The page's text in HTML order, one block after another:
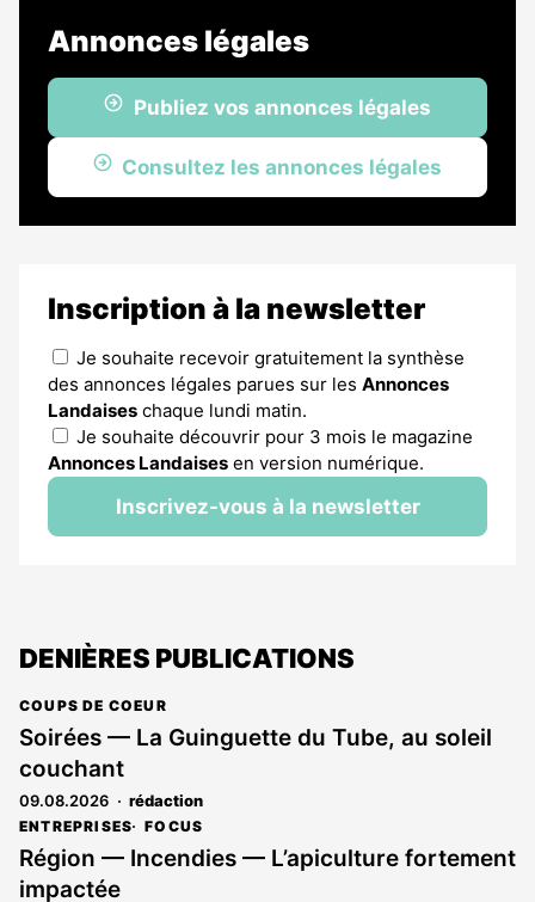
Annonces légales
Publiez vos annonces légales
Consultez les annonces légales
Inscription à la newsletter
Je souhaite recevoir gratuitement la synthèse
des annonces légales parues sur les Annonces
Landaises chaque lundi matin.
Je souhaite découvrir pour 3 mois le magazine
Annonces Landaises en version numérique.
Inscrivez-vous à la newsletter
DENIÈRES PUBLICATIONS
COUPS DE COEUR
Soirées — La Guinguette du Tube, au soleil
couchant
09.08.2026 rédaction
ENTREPRISES FOCUS
Région — Incendies — L’apiculture fortement
impactée